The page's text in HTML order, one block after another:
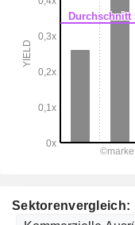
Sektorenvergleich: